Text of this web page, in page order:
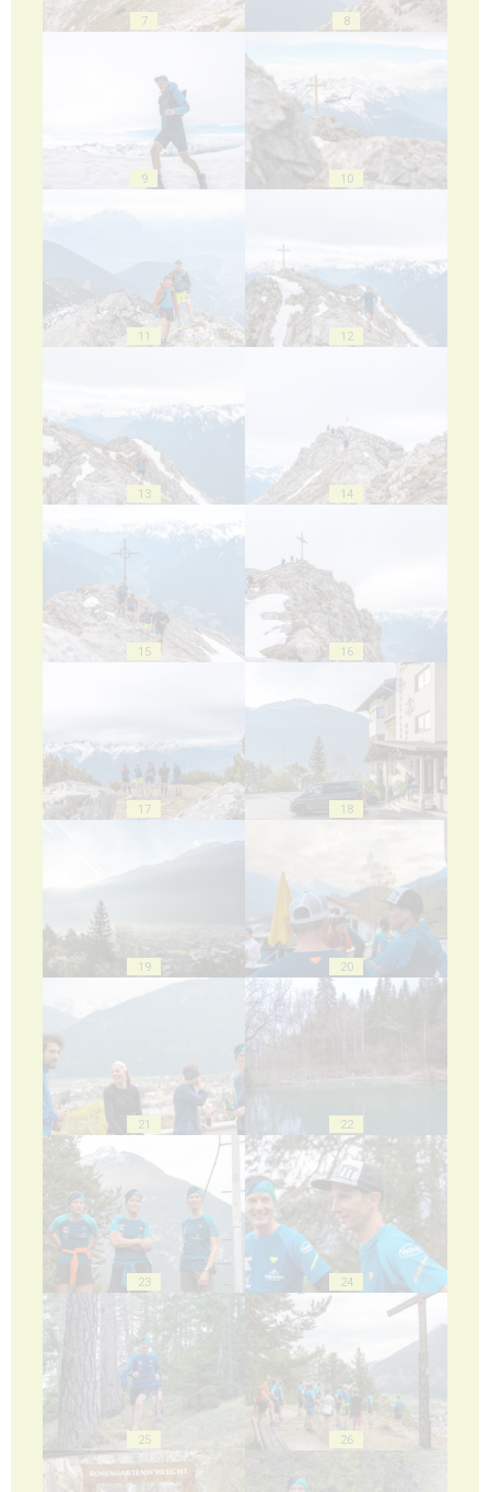
7 8
9 10
11 12
13 14
15 16
17 18
19 20
21 22
23 24
25 26